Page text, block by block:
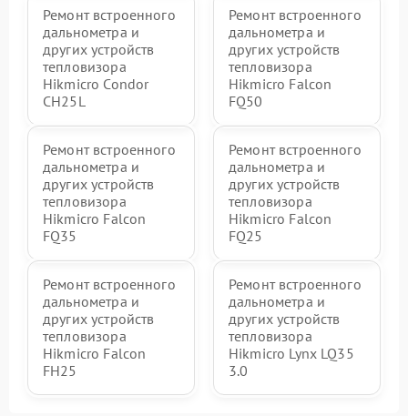
Ремонт встроенного
дальнометра и
других устройств
тепловизора
Hikmicro Condor
CH25L
Ремонт встроенного
дальнометра и
других устройств
тепловизора
Hikmicro Falcon
FQ50
Ремонт встроенного
дальнометра и
других устройств
тепловизора
Hikmicro Falcon
FQ35
Ремонт встроенного
дальнометра и
других устройств
тепловизора
Hikmicro Falcon
FQ25
Ремонт встроенного
дальнометра и
других устройств
тепловизора
Hikmicro Falcon
FH25
Ремонт встроенного
дальнометра и
других устройств
тепловизора
Hikmicro Lynx LQ35
3.0